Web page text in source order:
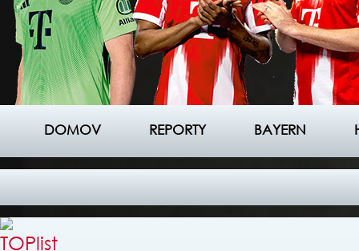
DOMOV REPORTY BAYERN